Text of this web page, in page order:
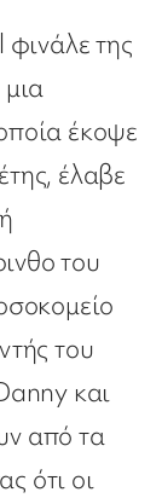
της
έκοψε
έλαβε
του
του
και
από τα
ότι οι